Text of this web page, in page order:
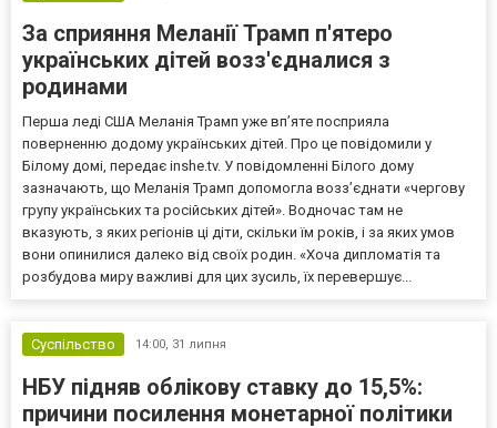
За сприяння Меланії Трамп п'ятеро
українських дітей возз'єдналися з
родинами
Перша леді США Меланія Трамп уже впʼяте посприяла
поверненню додому українських дітей. Про це повідомили у
Білому домі, передає inshe.tv. У повідомленні Білого дому
зазначають, що Меланія Трамп допомогла возз’єднати «чергову
групу українських та російських дітей». Водночас там не
вказують, з яких регіонів ці діти, скільки їм років, і за яких умов
вони опинилися далеко від своїх родин. «Хоча дипломатія та
розбудова миру важливі для цих зусиль, їх перевершує...
Суспільство 14:00, 31 липня
НБУ підняв облікову ставку до 15,5%:
причини посилення монетарної політики